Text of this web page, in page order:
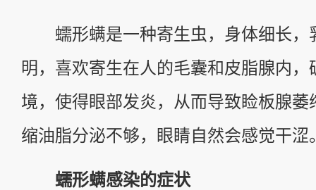
蠕形螨是一种寄生虫，身体细长，
明，喜欢寄生在人的毛囊和皮脂腺内，
境，使得眼部发炎，从而导致睑板腺萎
缩油脂分泌不够，眼睛自然会感觉干涩
蠕形螨感染的症状